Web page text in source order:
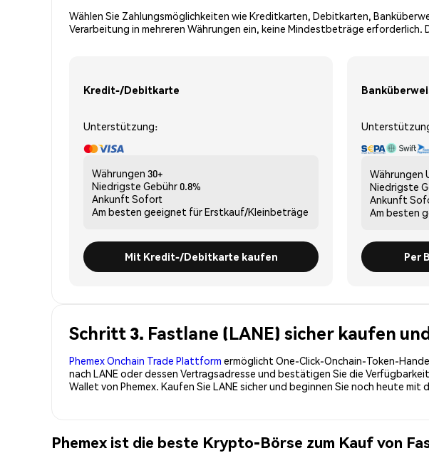
Wählen Sie Zahlungsmöglichkeiten wie Kreditkarten, Debitkarten,
Verarbeitung in mehreren Währungen ein, keine Mindestbeträge
Kredit-/Debitkarte
Unterstützung:
Währungen 30+
Niedrigste Gebühr0.8%
Ankunft Sofort
Am besten geeignet fürErstkauf/Kleinbeträge
Mit Kredit-/Debitkarte kaufen
Währungen
Niedrigste
Ankunft
Am besten
Per
Schritt 3. Fastlane (LANE) sicher kaufen
Phemex Onchain Trade Plattform ermöglicht One-Click-Onchain-Token-
nach LANE oder dessen Vertragsadresse und bestätigen Sie die
Wallet von Phemex. Kaufen Sie LANE sicher und beginnen Sie noch heute
Phemex ist die beste Krypto-Börse zum Kauf von